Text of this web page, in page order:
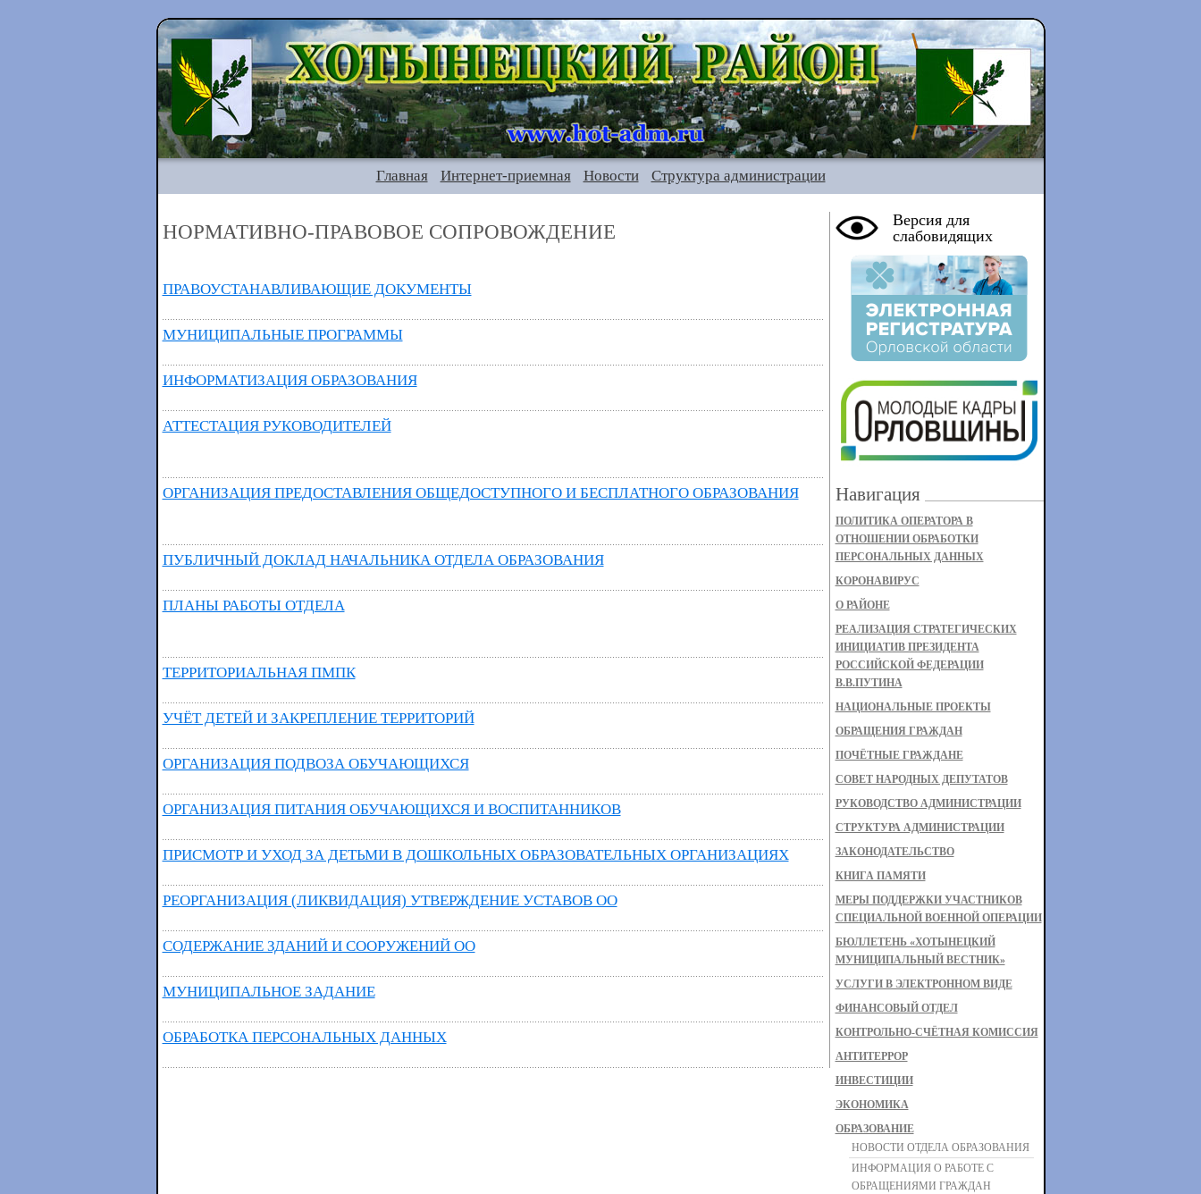
Главная Интернет-приемная Новости Структура администрации
НОРМАТИВНО-ПРАВОВОЕ СОПРОВОЖДЕНИЕ
ПРАВОУСТАНАВЛИВАЮЩИЕ ДОКУМЕНТЫ
МУНИЦИПАЛЬНЫЕ ПРОГРАММЫ
ИНФОРМАТИЗАЦИЯ ОБРАЗОВАНИЯ
АТТЕСТАЦИЯ РУКОВОДИТЕЛЕЙ
ОРГАНИЗАЦИЯ ПРЕДОСТАВЛЕНИЯ ОБЩЕДОСТУПНОГО И БЕСПЛАТНОГО ОБРАЗОВАНИЯ
ПУБЛИЧНЫЙ ДОКЛАД НАЧАЛЬНИКА ОТДЕЛА ОБРАЗОВАНИЯ
ПЛАНЫ РАБОТЫ ОТДЕЛА
ТЕРРИТОРИАЛЬНАЯ ПМПК
УЧЁТ ДЕТЕЙ И ЗАКРЕПЛЕНИЕ ТЕРРИТОРИЙ
ОРГАНИЗАЦИЯ ПОДВОЗА ОБУЧАЮЩИХСЯ
ОРГАНИЗАЦИЯ ПИТАНИЯ ОБУЧАЮЩИХСЯ И ВОСПИТАННИКОВ
ПРИСМОТР И УХОД ЗА ДЕТЬМИ В ДОШКОЛЬНЫХ ОБРАЗОВАТЕЛЬНЫХ ОРГАНИЗАЦИЯХ
РЕОРГАНИЗАЦИЯ (ЛИКВИДАЦИЯ) УТВЕРЖДЕНИЕ УСТАВОВ ОО
СОДЕРЖАНИЕ ЗДАНИЙ И СООРУЖЕНИЙ ОО
МУНИЦИПАЛЬНОЕ ЗАДАНИЕ
ОБРАБОТКА ПЕРСОНАЛЬНЫХ ДАННЫХ
Версия для
слабовидящих
Навигация
ПОЛИТИКА ОПЕРАТОРА В
ОТНОШЕНИИ ОБРАБОТКИ
ПЕРСОНАЛЬНЫХ ДАННЫХ
КОРОНАВИРУС
О РАЙОНЕ
РЕАЛИЗАЦИЯ СТРАТЕГИЧЕСКИХ
ИНИЦИАТИВ ПРЕЗИДЕНТА
РОССИЙСКОЙ ФЕДЕРАЦИИ
В.В.ПУТИНА
НАЦИОНАЛЬНЫЕ ПРОЕКТЫ
ОБРАЩЕНИЯ ГРАЖДАН
ПОЧЁТНЫЕ ГРАЖДАНЕ
СОВЕТ НАРОДНЫХ ДЕПУТАТОВ
РУКОВОДСТВО АДМИНИСТРАЦИИ
СТРУКТУРА АДМИНИСТРАЦИИ
ЗАКОНОДАТЕЛЬСТВО
КНИГА ПАМЯТИ
МЕРЫ ПОДДЕРЖКИ УЧАСТНИКОВ
СПЕЦИАЛЬНОЙ ВОЕННОЙ ОПЕРАЦИИ
БЮЛЛЕТЕНЬ «ХОТЫНЕЦКИЙ
МУНИЦИПАЛЬНЫЙ ВЕСТНИК»
УСЛУГИ В ЭЛЕКТРОННОМ ВИДЕ
ФИНАНСОВЫЙ ОТДЕЛ
КОНТРОЛЬНО-СЧЁТНАЯ КОМИССИЯ
АНТИТЕРРОР
ИНВЕСТИЦИИ
ЭКОНОМИКА
ОБРАЗОВАНИЕ
НОВОСТИ ОТДЕЛА ОБРАЗОВАНИЯ
ИНФОРМАЦИЯ О РАБОТЕ С
ОБРАЩЕНИЯМИ ГРАЖДАН